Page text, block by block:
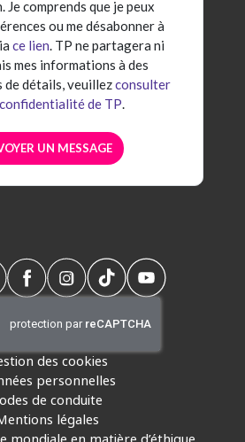
Je comprends que je peux
ou me désabonner à
ce lien . TP ne partagera ni
mes informations à des
de détails, veuillezconsulter
de TP
des cookies
personnelles
de conduite
légales
mondiale en matière d’éthique